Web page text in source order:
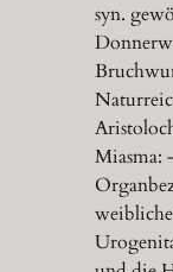
syn.
Miasma: